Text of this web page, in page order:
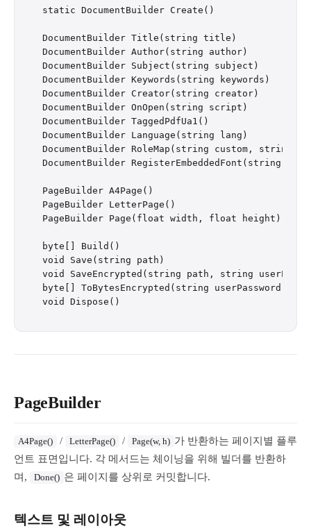
static DocumentBuilder Create()
DocumentBuilder Title(string title)
DocumentBuilder Author(string author)
DocumentBuilder Subject(string subject)
DocumentBuilder Keywords(string keywords)
DocumentBuilder Creator(string creator)
DocumentBuilder OnOpen(string script)
DocumentBuilder TaggedPdfUa1()
DocumentBuilder Language(string lang)
DocumentBuilder RoleMap(string custom, string
DocumentBuilder RegisterEmbeddedFont(string
PageBuilder A4Page()
PageBuilder LetterPage()
PageBuilder Page(float width, float height)
byte[] Build()
void Save(string path)
void SaveEncrypted(string path, string
byte[] ToBytesEncrypted(string userPassword,
PageBuilder
A4Page() / LetterPage() / Page(w, h) 가 반환하는 페이지별 플루
언트 표면입니다. 각 메서드는 체이닝을 위해 빌더를 반환하
며,
Done() 은 페이지를 상위로 커밋합니다.
텍스트 및 레이아웃